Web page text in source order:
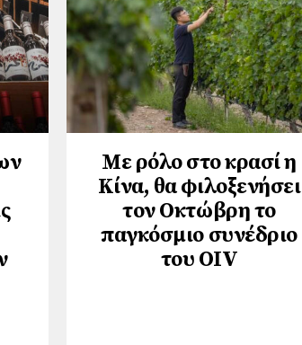
Με ρόλο στο κρασί η
Κίνα, θα φιλοξενήσει
τον Οκτώβρη το
παγκόσμιο συνέδριο
του ΟΙV